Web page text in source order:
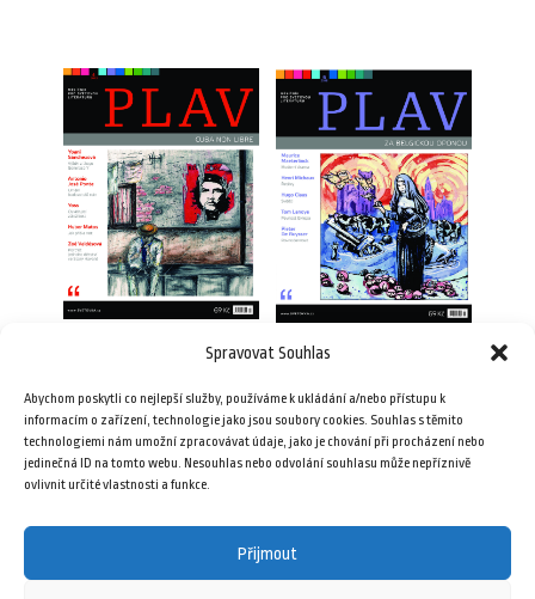
Spravovat Souhlas
Abychom poskytli co nejlepší služby, používáme k ukládání a/nebo přístupu k
informacím o zařízení, technologie jako jsou soubory cookies. Souhlas s těmito
technologiemi nám umožní zpracovávat údaje, jako je chování při procházení nebo
jedinečná ID na tomto webu. Nesouhlas nebo odvolání souhlasu může nepříznivě
ovlivnit určité vlastnosti a funkce.
Přijmout
69,00Kč
Přidat do košíku
69,00Kč
Přidat do košíku